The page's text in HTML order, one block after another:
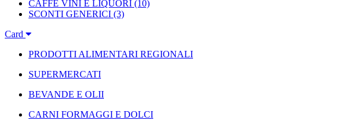
CAFFÈ VINI E LIQUORI (10)
SCONTI GENERICI (3)
Card
PRODOTTI ALIMENTARI REGIONALI
SUPERMERCATI
BEVANDE E OLII
CARNI FORMAGGI E DOLCI